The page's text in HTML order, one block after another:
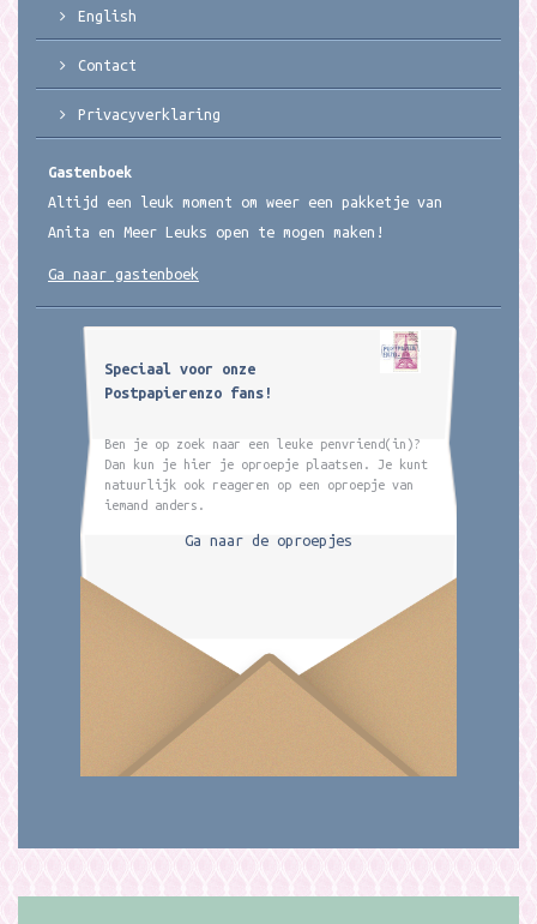
English
Contact
Privacyverklaring
Gastenboek
Altijd een leuk moment om weer een pakketje van
Anita en Meer Leuks open te mogen maken!
Ga naar gastenboek
Speciaal voor onze
Postpapierenzo fans!
Ben je op zoek naar een leuke penvriend(in)?
Dan kun je hier je oproepje plaatsen. Je kunt
natuurlijk ook reageren op een oproepje van
iemand anders.
Ga naar de oproepjes